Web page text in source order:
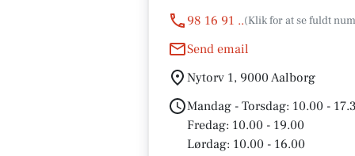
98 16 91 ..
Send email
Nytorv 1, 9000 Aalborg
Mandag - Torsdag: 10.00 -
Fredag: 10.00 - 19.00
Lørdag: 10.00 - 16.00